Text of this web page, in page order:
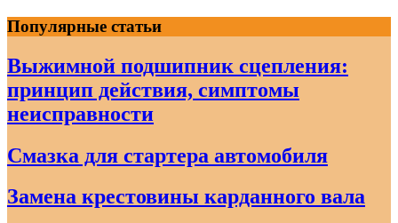
Skip
to
content
Популярные статьи
Выжимной подшипник сцепления:
принцип действия, симптомы
неисправности
Смазка для стартера автомобиля
Замена крестовины карданного вала